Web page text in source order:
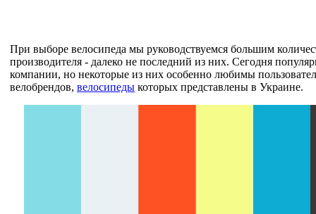
При выборе велосипеда мы руководствуемся большим
производителя - далеко не последний из них. Сегодня
компании, но некоторые из них особенно любимы
велобрендов, велосипеды которых представлены в Украине.